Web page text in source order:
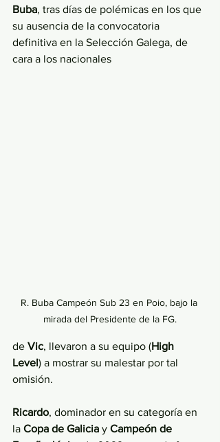
Buba, tras días de polémicas en los que
su ausencia de la convocatoria
definitiva en la Selección Galega, de
cara a los nacionales
R. Buba Campeón Sub 23 en Poio, bajo la
mirada del Presidente de la FG.
de Vic, llevaron a su equipo (High
Level) a mostrar su malestar por tal
omisión.
Ricardo, dominador en su categoría en
la Copa de Galicia y Campeón de